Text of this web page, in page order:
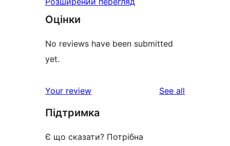
Оцінки
No reviews have been submitted
yet.
Your review See all
Підтримка
Є що сказати? Потрібна